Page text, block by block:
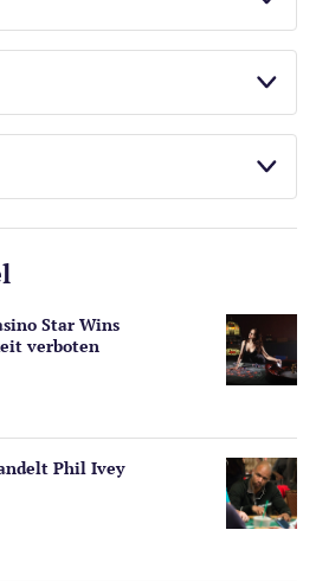
SPORTWETTEN
Star Wins
verboten
Phil Ivey